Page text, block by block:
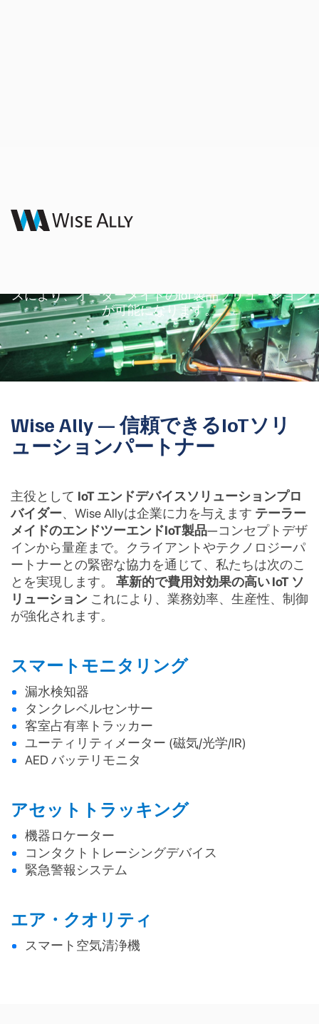
モノのインターネッ
スにより、オーダーメイドのIoT製品ソリューション
が可能になります。
Wise Ally — 信頼できるIoTソリ
ューションパートナー
主役として IoT エンドデバイスソリューションプロ
バイダー、Wise Allyは企業に力を与えます テーラー
メイドのエンドツーエンドIoT製品—コンセプトデザ
インから量産まで。クライアントやテクノロジーパ
ートナーとの緊密な協力を通じて、私たちは次のこ
とを実現します。 革新的で費用対効果の高い IoT ソ
リューション これにより、業務効率、生産性、制御
が強化されます。
スマートモニタリング
漏水検知器
タンクレベルセンサー
客室占有率トラッカー
ユーティリティメーター (磁気/光学/IR)
AED バッテリモニタ
アセットトラッキング
機器ロケーター
コンタクトトレーシングデバイス
緊急警報システム
エア・クオリティ
スマート空気清浄機